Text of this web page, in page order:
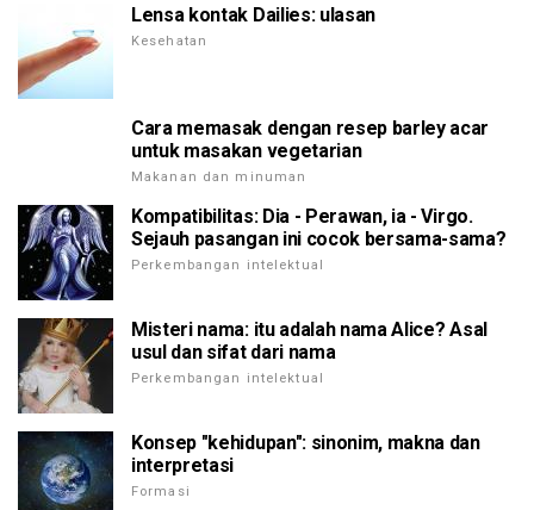
Lensa kontak Dailies: ulasan
Kesehatan
Cara memasak dengan resep barley acar
untuk masakan vegetarian
Makanan dan minuman
Kompatibilitas: Dia - Perawan, ia - Virgo.
Sejauh pasangan ini cocok bersama-sama?
Perkembangan intelektual
Misteri nama: itu adalah nama Alice? Asal
usul dan sifat dari nama
Perkembangan intelektual
Konsep "kehidupan": sinonim, makna dan
interpretasi
Formasi